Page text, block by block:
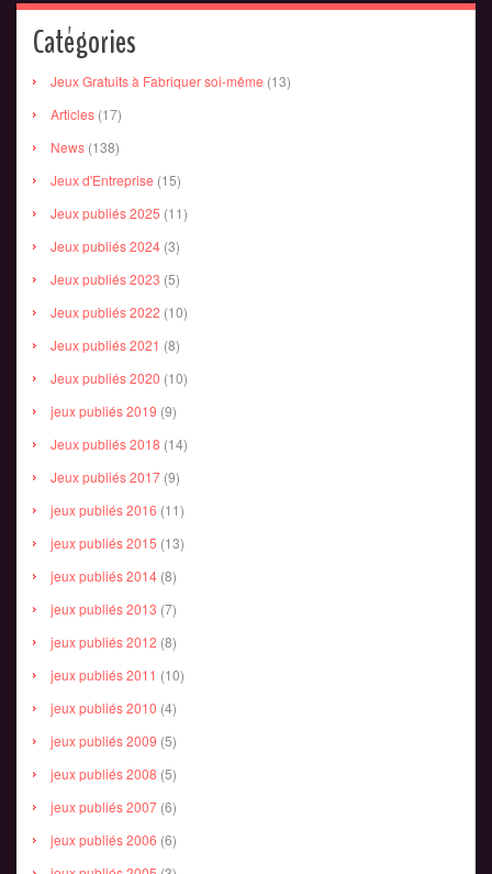
Catégories
Jeux Gratuits à Fabriquer soi-même (13)
Articles (17)
News (138)
Jeux d'Entreprise (15)
Jeux publiés 2025 (11)
Jeux publiés 2024 (3)
Jeux publiés 2023 (5)
Jeux publiés 2022 (10)
Jeux publiés 2021 (8)
Jeux publiés 2020 (10)
jeux publiés 2019 (9)
Jeux publiés 2018 (14)
Jeux publiés 2017 (9)
jeux publiés 2016 (11)
jeux publiés 2015 (13)
jeux publiés 2014 (8)
jeux publiés 2013 (7)
jeux publiés 2012 (8)
jeux publiés 2011 (10)
jeux publiés 2010 (4)
jeux publiés 2009 (5)
jeux publiés 2008 (5)
jeux publiés 2007 (6)
jeux publiés 2006 (6)